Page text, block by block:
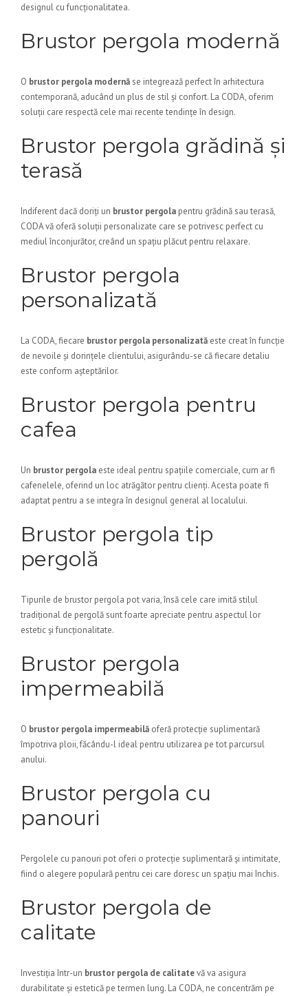
designul cu funcționalitatea.
Brustor pergola modernă
O brustor pergola modernăse integrează perfect în arhitectura
contemporană, aducând un plus de stil și confort. La CODA, oferim
soluții care respectă cele mai recente tendințe în design.
Brustor pergola grădină și
terasă
Indiferent dacă doriți un brustor pergola pentru grădină sau terasă,
CODA vă oferă soluții personalizate care se potrivesc perfect cu
mediul înconjurător, creând un spațiu plăcut pentru relaxare.
Brustor pergola
personalizată
La CODA, fiecare brustor pergola personalizată este creat în funcție
de nevoile și dorințele clientului, asigurându-se că fiecare detaliu
este conform așteptărilor.
Brustor pergola pentru
cafea
Un brustor pergola este ideal pentru spațiile comerciale, cum ar fi
cafenelele, oferind un loc atrăgător pentru clienți. Acesta poate fi
adaptat pentru a se integra în designul general al localului.
Brustor pergola tip
pergolă
Tipurile de brustor pergola pot varia, însă cele care imită stilul
tradițional de pergolă sunt foarte apreciate pentru aspectul lor
estetic și funcționalitate.
Brustor pergola
impermeabilă
O brustor pergola impermeabilă oferă protecție suplimentară
împotriva ploii, făcându-l ideal pentru utilizarea pe tot parcursul
anului.
Brustor pergola cu
panouri
Pergolele cu panouri pot oferi o protecție suplimentară și intimitate,
fiind o alegere populară pentru cei care doresc un spațiu mai închis.
Brustor pergola de
calitate
Investiția într-un brustor pergola de calitatevă va asigura
durabilitate și estetică pe termen lung. La CODA, ne concentrăm pe